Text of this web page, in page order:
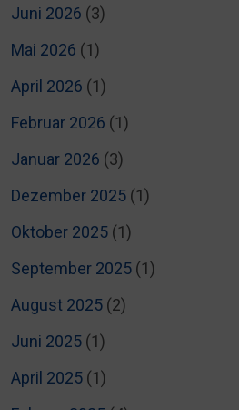
Juni 2026 (3)
Mai 2026 (1)
April 2026 (1)
Februar 2026 (1)
Januar 2026 (3)
Dezember 2025 (1)
Oktober 2025 (1)
September 2025 (1)
August 2025 (2)
Juni 2025 (1)
April 2025 (1)